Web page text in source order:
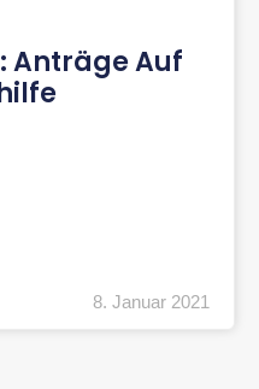
Anträge Auf
8. Januar 2021